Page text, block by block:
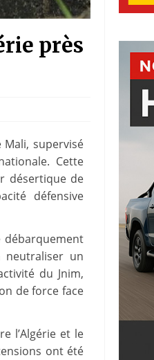
près
supervisé
Cette
désertique de
défensive
débarquement
neutraliser un
du Jnim,
de force face
l’Algérie et le
ont été